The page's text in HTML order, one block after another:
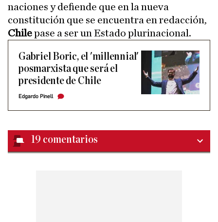
naciones y defiende que en la nueva
constitución que se encuentra en redacción,
Chilepase a ser un Estado plurinacional.
Gabriel Boric, el 'millennial'
posmarxista que será el
presidente de Chile
Edgardo Pinell
19 comentarios